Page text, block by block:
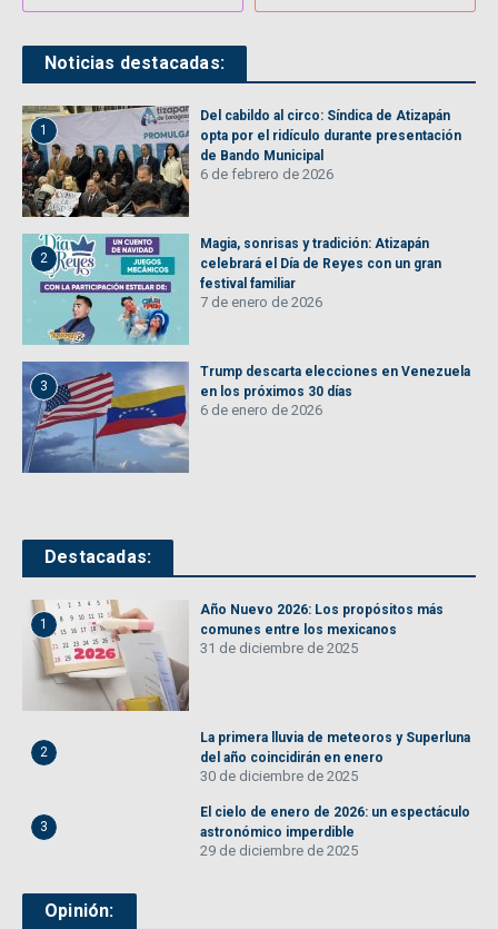
Noticias destacadas:
1
Del cabildo al circo: Síndica de Atizapán
opta por el ridículo durante presentación
de Bando Municipal
6 de febrero de 2026
2
Magia, sonrisas y tradición: Atizapán
celebrará el Día de Reyes con un gran
festival familiar
7 de enero de 2026
3
Trump descarta elecciones en Venezuela
en los próximos 30 días
6 de enero de 2026
Destacadas:
1
Año Nuevo 2026: Los propósitos más
comunes entre los mexicanos
31 de diciembre de 2025
2
La primera lluvia de meteoros y Superluna
del año coincidirán en enero
30 de diciembre de 2025
3
El cielo de enero de 2026: un espectáculo
astronómico imperdible
29 de diciembre de 2025
Opinión: